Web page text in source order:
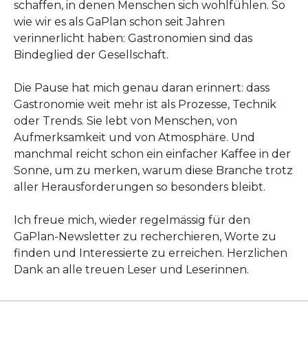
schaffen, in denen Menschen sich wohlfühlen. So
wie wir es als GaPlan schon seit Jahren
verinnerlicht haben: Gastronomien sind das
Bindeglied der Gesellschaft.
Die Pause hat mich genau daran erinnert: dass
Gastronomie weit mehr ist als Prozesse, Technik
oder Trends. Sie lebt von Menschen, von
Aufmerksamkeit und von Atmosphäre. Und
manchmal reicht schon ein einfacher Kaffee in der
Sonne, um zu merken, warum diese Branche trotz
aller Herausforderungen so besonders bleibt.
Ich freue mich, wieder regelmässig für den
GaPlan-Newsletter zu recherchieren, Worte zu
finden und Interessierte zu erreichen. Herzlichen
Dank an alle treuen Leser und Leserinnen.